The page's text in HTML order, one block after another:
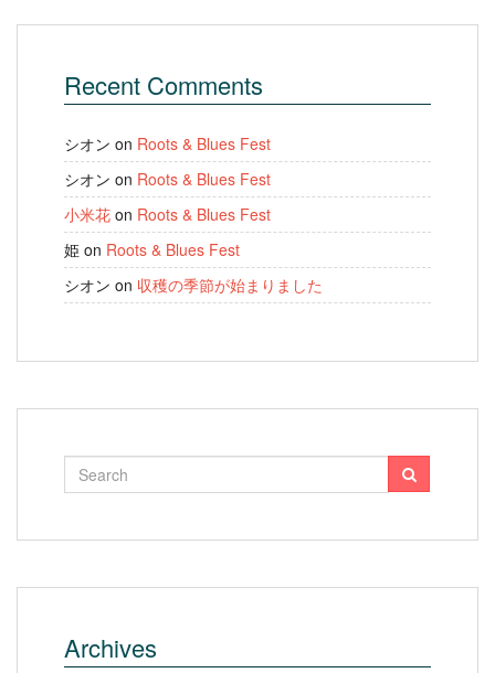
Recent Comments
シオン on Roots & Blues Fest
シオン on Roots & Blues Fest
小米花 on Roots & Blues Fest
姫 on Roots & Blues Fest
シオン on 収穫の季節が始まりました
Archives